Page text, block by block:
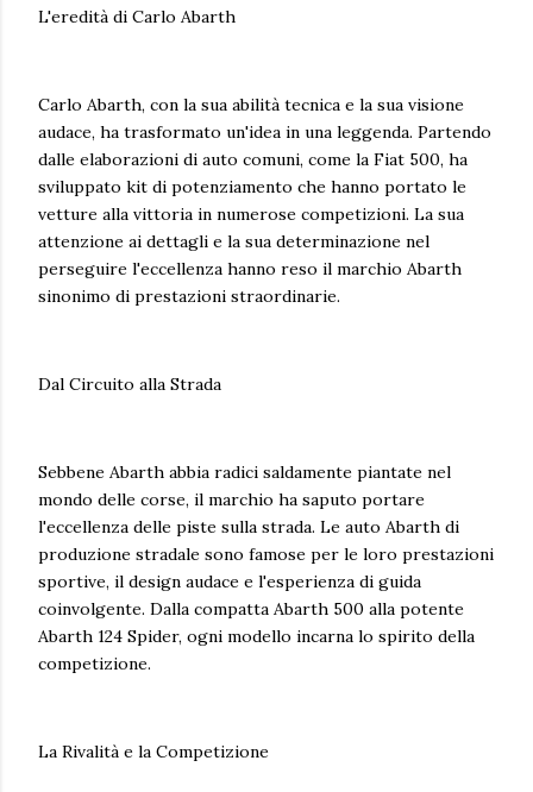
L'eredità di Carlo Abarth
Carlo Abarth, con la sua abilità tecnica e la sua visione
audace, ha trasformato un'idea in una leggenda. Partendo
dalle elaborazioni di auto comuni, come la Fiat 500, ha
sviluppato kit di potenziamento che hanno portato le
vetture alla vittoria in numerose competizioni. La sua
attenzione ai dettagli e la sua determinazione nel
perseguire l'eccellenza hanno reso il marchio Abarth
sinonimo di prestazioni straordinarie.
Dal Circuito alla Strada
Sebbene Abarth abbia radici saldamente piantate nel
mondo delle corse, il marchio ha saputo portare
l'eccellenza delle piste sulla strada. Le auto Abarth di
produzione stradale sono famose per le loro prestazioni
sportive, il design audace e l'esperienza di guida
coinvolgente. Dalla compatta Abarth 500 alla potente
Abarth 124 Spider, ogni modello incarna lo spirito della
competizione.
La Rivalità e la Competizione